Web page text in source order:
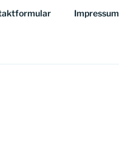
Impressum